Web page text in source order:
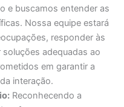
e buscamos entender as
Nossa equipe estará
responder às
adequadas ao
em garantir a
interação.
Reconhecendo a